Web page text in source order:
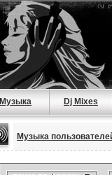
Музыка Dj Mixes
Музыка